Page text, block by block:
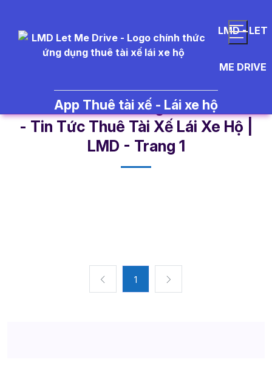
LMD - LET
ME DRIVE
App Thuê tài xế - Lái xe hộ
- Tin Tức Thuê Tài Xế Lái Xe Hộ |
LMD - Trang 1​
1